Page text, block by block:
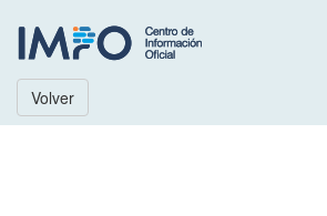
Volver